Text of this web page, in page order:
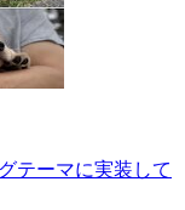
テーマに実装して